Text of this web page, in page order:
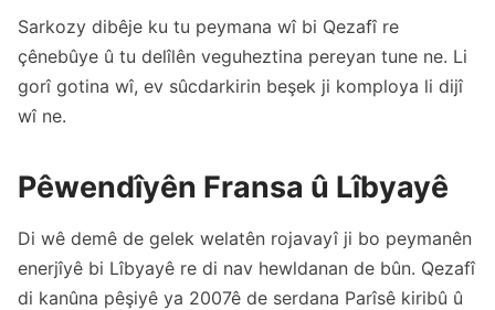
Sarkozy dibêje ku tu peymana wî bi Qezafî re
çênebûye û tu delîlên veguheztina pereyan tune ne. Li
gorî gotina wî, ev sûcdarkirin beşek ji komploya li dijî
wî ne.
Pêwendîyên Fransa û Lîbyayê
Di wê demê de gelek welatên rojavayî ji bo peymanên
enerjîyê bi Lîbyayê re di nav hewldanan de bûn. Qezafî
di kanûna pêşiyê ya 2007ê de serdana Parîsê kiribû û